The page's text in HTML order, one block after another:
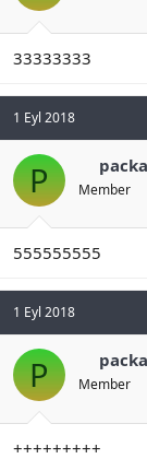
33333333
1 Eyl 2018
P Member
555555555
1 Eyl 2018
P Member
+++++++++